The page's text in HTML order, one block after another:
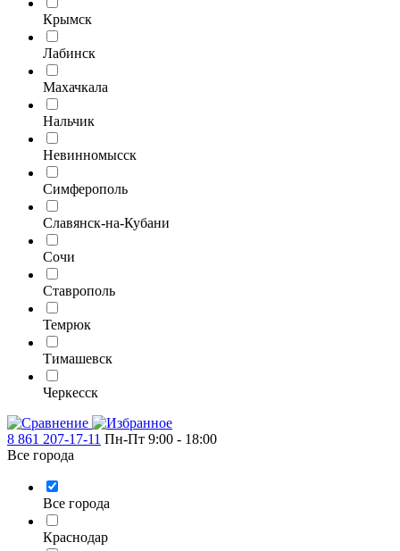
Крымск
Лабинск
Махачкала
Нальчик
Невинномысск
Симферополь
Славянск-на-Кубани
Сочи
Ставрополь
Темрюк
Тимашевск
Черкесск
8 861 207-17-11 Пн-Пт 9:00 - 18:00
Все города
Все города
Краснодар